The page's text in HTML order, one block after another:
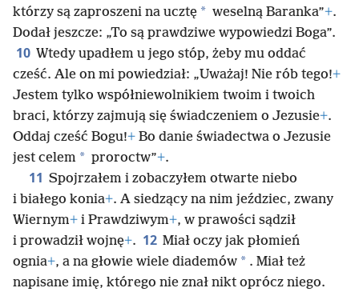
którzy są zaproszeni na ucztę * weselną Baranka”+.
Dodał jeszcze: „To są prawdziwe wypowiedzi Boga”.
10 Wtedy upadłem u jego stóp, żeby mu oddać
cześć. Ale on mi powiedział: „Uważaj! Nie rób tego!+
Jestem tylko współniewolnikiem twoim i twoich
braci, którzy zajmują się świadczeniem o Jezusie+.
Oddaj cześć Bogu!+ Bo danie świadectwa o Jezusie
jest celem * proroctw”+.
11 Spojrzałem i zobaczyłem otwarte niebo
i białego konia+. A siedzący na nim jeździec, zwany
Wiernym+ i Prawdziwym+, w prawości sądził
i prowadził wojnę+. 12 Miał oczy jak płomień
ognia+, a na głowie wiele diademów * . Miał też
napisane imię, którego nie znał nikt oprócz niego.